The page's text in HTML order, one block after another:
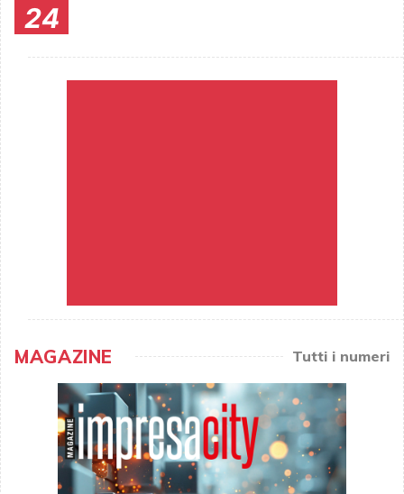
24
MAGAZINE Tutti i numeri